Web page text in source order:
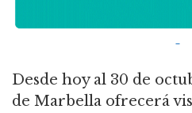
Desde hoy al 30 de
de Marbella ofrecerá